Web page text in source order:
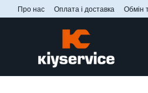
Перейти до основного контенту
Про нас Оплата і доставка Обмін